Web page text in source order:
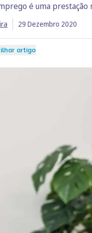
é uma
29 Dezembro 2020
artigo